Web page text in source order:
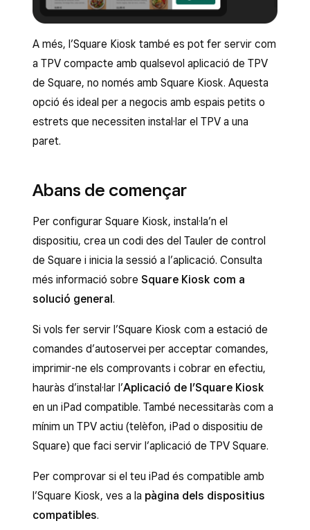
A més, l’Square Kiosk també es pot fer servir com
a TPV compacte amb qualsevol aplicació de TPV
de Square, no només amb Square Kiosk. Aquesta
opció és ideal per a negocis amb espais petits o
estrets que necessiten instal·lar el TPV a una
paret.
Abans de començar
Per configurar Square Kiosk, instal·la’n el
dispositiu, crea un codi des del Tauler de control
de Square i inicia la sessió a l’aplicació. Consulta
més informació sobre Square Kiosk com a
solució general.
Si vols fer servir l’Square Kiosk com a estació de
comandes d’autoservei per acceptar comandes,
imprimir-ne els comprovants i cobrar en efectiu,
hauràs d’instal·lar l’Aplicació de l’Square Kiosk
en un iPad compatible. També necessitaràs com a
mínim un TPV actiu (telèfon, iPad o dispositiu de
Square) que faci servir l’aplicació de TPV Square.
Per comprovar si el teu iPad és compatible amb
l’Square Kiosk, ves a la pàgina dels dispositius
compatibles.